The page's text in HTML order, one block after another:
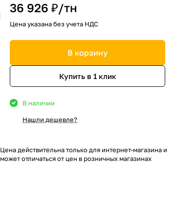
36 926 ₽/тн
Цена указана без учета НДС
В корзину
Купить в 1 клик
В наличии
Нашли дешевле?
Цена действительна только для интернет-магазина и
может отличаться от цен в розничных магазинах